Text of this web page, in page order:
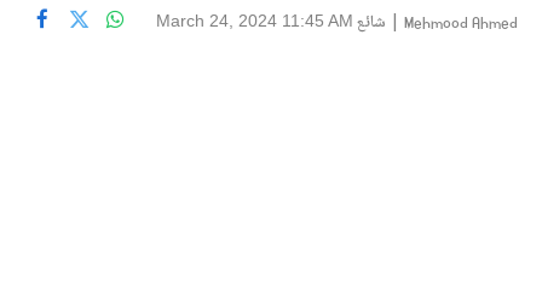
Mehmood Ahmed
| شائع March 24, 2024 11:45 AM